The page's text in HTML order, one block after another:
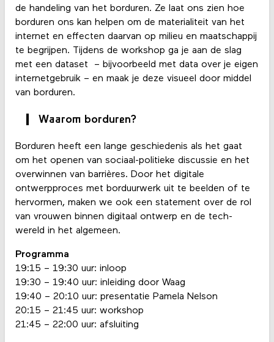
de handeling van het borduren. Ze laat ons zien hoe
borduren ons kan helpen om de materialiteit van het
internet en effecten daarvan op milieu en maatschappij
te begrijpen. Tijdens de workshop ga je aan de slag
met een dataset – bijvoorbeeld met data over je eigen
internetgebruik – en maak je deze visueel door middel
van borduren.
Waarom borduren?
Borduren heeft een lange geschiedenis als het gaat
om het openen van sociaal-politieke discussie en het
overwinnen van barrières. Door het digitale
ontwerpproces met borduurwerk uit te beelden of te
hervormen, maken we ook een statement over de rol
van vrouwen binnen digitaal ontwerp en de tech-
wereld in het algemeen.
Programma
19:15 – 19:30 uur: inloop
19:30 – 19:40 uur: inleiding door Waag
19:40 – 20:10 uur: presentatie Pamela Nelson
20:15 – 21:45 uur: workshop
21:45 – 22:00 uur: afsluiting